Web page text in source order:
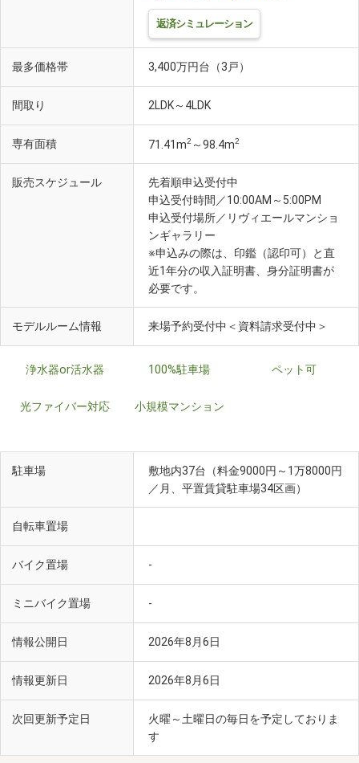
返済シミュレーション
最多価格帯 3,400万円台（3戸）
間取り 2LDK～4LDK
専有面積 71.41m2 ～98.4m2
販売スケジュール
先着順申込受付中
申込受付時間／10:00AM～5:00PM
申込受付場所／リヴィエールマンショ
ンギャラリー
※申込みの際は、印鑑（認印可）と直
近1年分の収入証明書、身分証明書が
必要です。
モデルルーム情報 来場予約受付中＜資料請求受付中＞
浄水器or活水器 100%駐車場 ペット可
光ファイバー対応 小規模マンション
駐車場
敷地内37台（料金9000円～1万8000円
／月、平置賃貸駐車場34区画）
自転車置場
バイク置場 -
ミニバイク置場 -
情報公開日 2026年8月6日
情報更新日 2026年8月6日
次回更新予定日
火曜～土曜日の毎日を予定しておりま
す